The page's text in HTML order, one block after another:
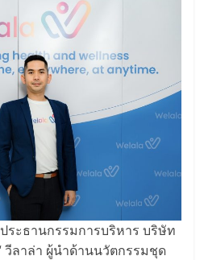
ประธานกรรมการบริหาร บริษัท
วีลาล่า ผู้นำด้านนวัตกรรมชุด